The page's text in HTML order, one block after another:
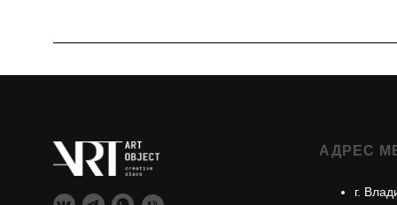
АДРЕС
г.